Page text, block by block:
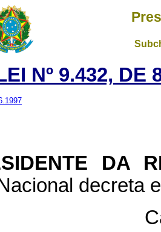
Nº 9.432, DE
DA
decreta